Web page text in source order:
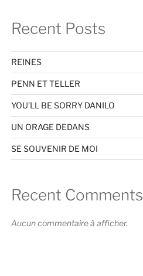
Recent Posts
REINES
PENN ET TELLER
YOU’LL BE SORRY DANILO
UN ORAGE DEDANS
SE SOUVENIR DE MOI
Recent Comments
Aucun commentaire à afficher.